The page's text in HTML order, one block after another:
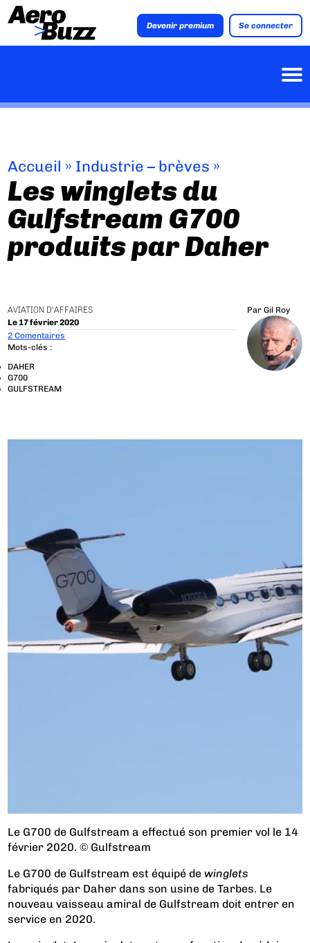
Devenir premium Se connecter
Accueil » Industrie – brèves »
Les winglets du
Gulfstream G700
produits par Daher
AVIATION D'AFFAIRES
Le 17 février 2020
Par Gil Roy
2 Comentaires
Mots-clés :
DAHER
G700
GULFSTREAM
Le G700 de Gulfstream a effectué son premier vol le 14
février 2020. © Gulfstream
Le G700 de Gulfstream est équipé de winglets
fabriqués par Daher dans son usine de Tarbes. Le
nouveau vaisseau amiral de Gulfstream doit entrer en
service en 2020.